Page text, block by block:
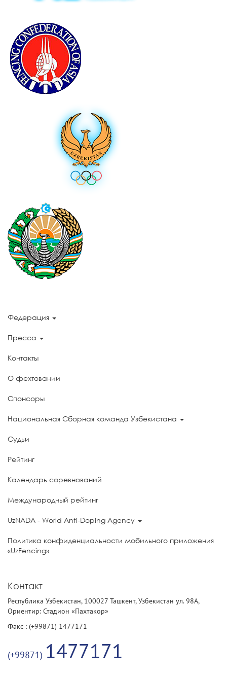
Федерация
Пресса
Контакты
О фехтовании
Спонсоры
Национальная Сборная команда Узбекистана
Судьи
Рейтинг
Календарь соревнований
Международный рейтинг
UzNADA - World Anti-Doping Agency
Политика конфиденциальности мобильного приложения
«UzFencing»
Контакт
Республика Узбекистан, 100027 Ташкент, Узбекистан ул. 98А,
Ориентир: Стадион «Пахтакор»
Факс : (+99871) 1477171
(+99871) 1477171